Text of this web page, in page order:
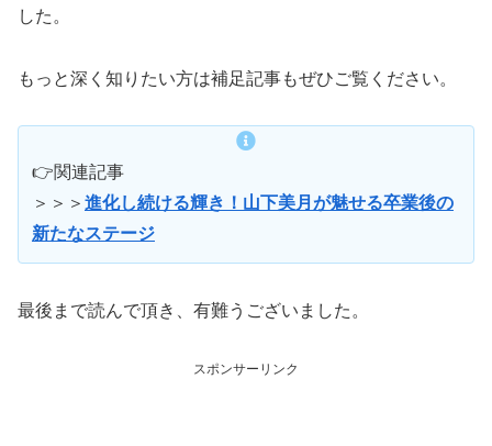
した。
もっと深く知りたい方は補足記事もぜひご覧ください。
👉関連記事
＞＞＞ 進化し続ける輝き！山下美月が魅せる卒業後の
新たなステージ
最後まで読んで頂き、有難うございました。
スポンサーリンク